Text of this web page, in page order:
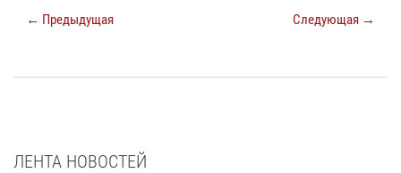
← Предыдущая Следующая →
ЛЕНТА НОВОСТЕЙ